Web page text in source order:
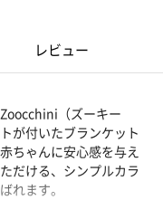
レビュー
（ズーキー
が付いたブランケット
ちゃんに安心感を与え
だける、シンプルカラ
れます。